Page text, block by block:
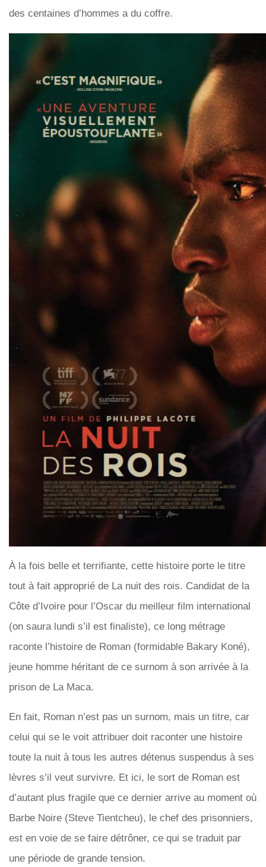
des centaines d’hommes a du coffre.
À la fois belle et terrifiante, cette histoire porte le titre
tout à fait approprié de La nuit des rois. Candidat de la
Côte d’Ivoire pour l’Oscar du meilleur film international
(on saura lundi s’il est finaliste), ce long métrage
raconte l’histoire de Roman (formidable Bakary Koné),
jeune homme héritant de ce surnom à son arrivée à la
prison de La Maca.
En fait, Roman n’est pas un surnom, mais un titre, car
celui qui se le voit attribuer doit raconter une histoire
toute la nuit à tous les autres détenus suspendus à ses
lèvres s’il veut survivre. Et ici, le sort de Roman est
d’autant plus fragile que ce dernier arrive au moment où
Barbe Noire (Steve Tientcheu), le chef des prisonniers,
est en voie de se faire détrôner, ce qui se traduit par
une période de grande tension.